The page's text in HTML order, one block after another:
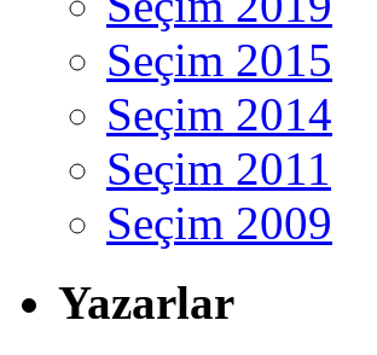
Seçim 2015
Seçim 2014
Seçim 2011
Seçim 2009
Yazarlar